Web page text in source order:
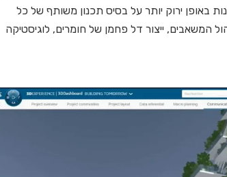
באופן ירוק יותר על בסיס תכנון משותף של כל
המשאבים, ייצור דל פחמן של חומרים, לוגיסטיקה